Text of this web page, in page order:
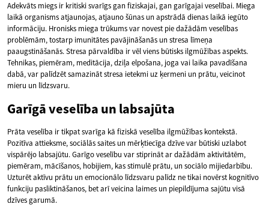
Adekvāts miegs ir kritiski svarīgs gan fiziskajai, gan garīgajai veselībai. Miega
laikā organisms atjaunojas, atjauno šūnas un apstrādā dienas laikā iegūto
informāciju. Hronisks miega trūkums var novest pie dažādām veselības
problēmām, tostarp imunitātes pavājināšanās un stresa līmeņa
paaugstināšanās. Stresa pārvaldība ir vēl viens būtisks ilgmūžības aspekts.
Tehnikas, piemēram, meditācija, dziļa elpošana, joga vai laika pavadīšana
dabā, var palīdzēt samazināt stresa ietekmi uz ķermeni un prātu, veicinot
mieru un līdzsvaru.
Garīgā veselība un labsajūta
Prāta veselība ir tikpat svarīga kā fiziskā veselība ilgmūžības kontekstā.
Pozitīva attieksme, sociālās saites un mērķtiecīga dzīve var būtiski uzlabot
vispārējo labsajūtu. Garīgo veselību var stiprināt ar dažādām aktivitātēm,
piemēram, mācīšanos, hobijiem, kas stimulē prātu, un sociālo mijiedarbību.
Uzturēt aktīvu prātu un emocionālo līdzsvaru palīdz ne tikai novērst kognitīvo
funkciju pasliktināšanos, bet arī veicina laimes un piepildījuma sajūtu visā
dzīves garumā.